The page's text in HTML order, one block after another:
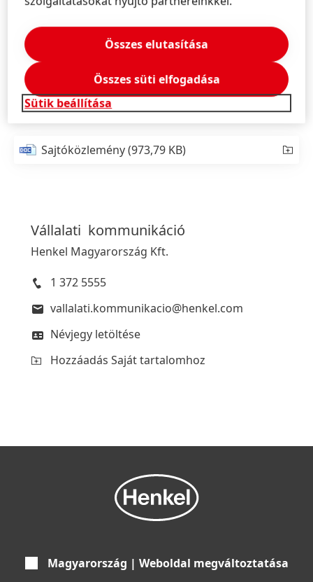
fogyasztóinak kiszolgálása iránt, valamint amellett,
hogy vonzó munkahelyeket kínáljon budapesti
adminisztrációs- és tudásközpontjában, illetve
környei gyárban.
Sajtóközlemény(973,79 KB)
Vállalati kommunikáció
Henkel Magyarország Kft.
1 372 5555
vallalati.kommunikacio@henkel.com
Névjegy letöltése
Hozzáadás Saját tartalomhoz
Magyarország | Weboldal megváltoztatása
Sütik beállítása
Összes elutasítása
Összes süti elfogadása